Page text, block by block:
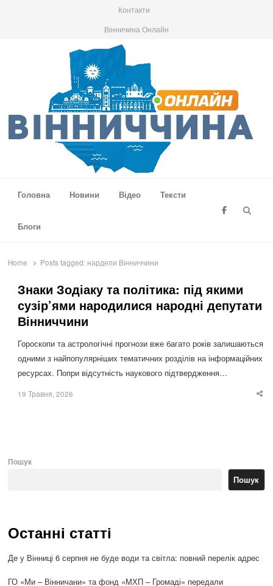
Контакти
Вінничина Онлайн
Головна
Новини Відео Тексти
Блоги
Home Posts tagged: нардепи Вінниччини
Знаки Зодіаку та політика: під якими
сузір’ями народилися народні депутати
Вінниччини
Гороскопи та астрологічні прогнози вже багато років залишаються
одними з найпопулярніших тематичних розділів на інформаційних
ресурсах. Попри відсутність наукового підтвердження…
19 Травня, 2026
Пошук
Пошук
Останні статті
Де у Вінниці 6 серпня не буде води та світла: повний перелік адрес
ГО «Ми – Вінничани» та фонд «МХП – Громаді» передали